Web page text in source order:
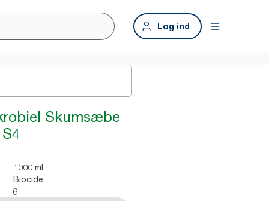
Log ind
Skumsæbe
1000 ml
Biocide
6